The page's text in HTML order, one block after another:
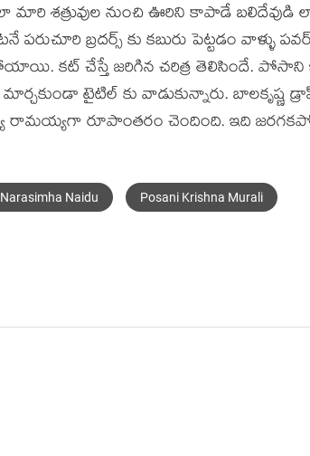
మారి శత్రువుల నుంచి ఊరిని కాపాడే బలిదేవుడి
బ్రదర్స్ కు కబురు పెట్టడం వాళ్ళు
కట్ చేస్తే జరిగిన చరిత్ర తెలిసిందే. పోసాని
టైటిల్ కు వాడుకున్నారు. బాలకృష్ణ
రామయ్యగా రూపాంతరం చెందింది. ఇది
Narasimha Naidu Posani Krishna Murali